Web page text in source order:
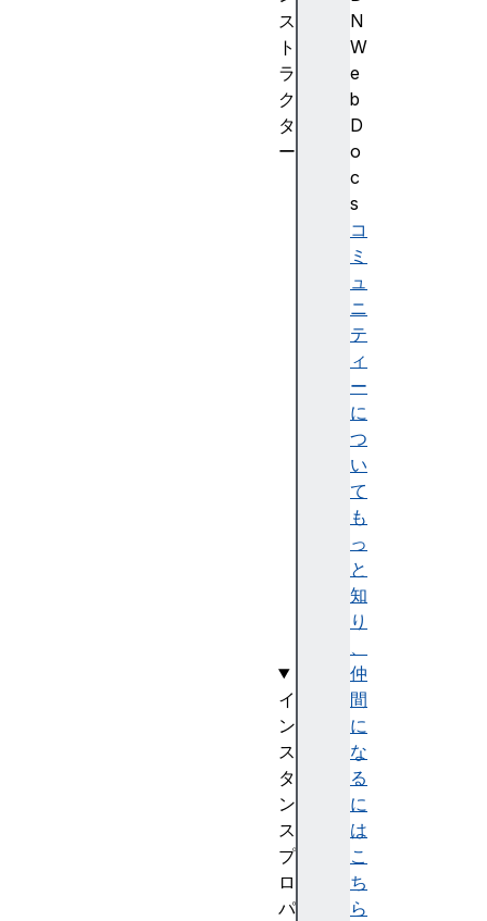
N
W
e
b
D
o
c
s
コ
ミ
ュ
ニ
テ
ィ
ー
に
つ
い
て
も
っ
と
知
り
、
仲
間
に
な
る
に
は
こ
ち
ら
ス
ト
ラ
ク
タ
ー
イ
ン
ス
タ
ン
ス
プ
ロ
パ